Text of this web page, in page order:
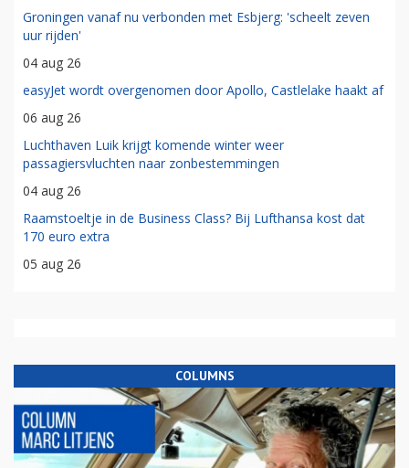
Groningen vanaf nu verbonden met Esbjerg: 'scheelt zeven
uur rijden'
04 aug 26
easyJet wordt overgenomen door Apollo, Castlelake haakt af
06 aug 26
Luchthaven Luik krijgt komende winter weer
passagiersvluchten naar zonbestemmingen
04 aug 26
Raamstoeltje in de Business Class? Bij Lufthansa kost dat
170 euro extra
05 aug 26
COLUMNS